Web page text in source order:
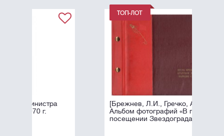
[Брежнев, Л.И., Гречко, А.А.].
Альбом фотографий «В память о
посещении Звездограда».